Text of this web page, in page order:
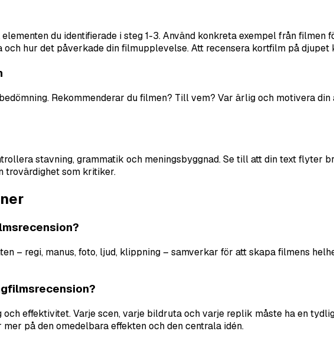
du identifierade i steg 1-3. Använd konkreta exempel från
och hur det påverkade din filmupplevelse. Att recensera kortfilm på
Rekommenderar du filmen? Till vem? Var ärlig och motivera
stavning, grammatik och meningsbyggnad. Se till att din text flyter
trovärdighet som kritiker.
– regi, manus, foto, ljud, klippning – samverkar för att skapa filmens
effektivitet. Varje scen, varje bildruta och varje replik måste ha en
på den omedelbara effekten och den centrala idén.